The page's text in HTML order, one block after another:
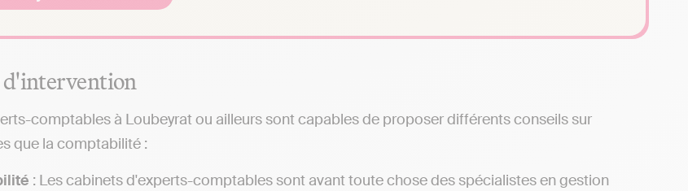
d'intervention
comptables à Loubeyrat ou ailleurs sont capables de proposer différents conseils sur
que la comptabilité :
: Les cabinets d'experts-comptables sont avant toute chose des spécialistes en gestion